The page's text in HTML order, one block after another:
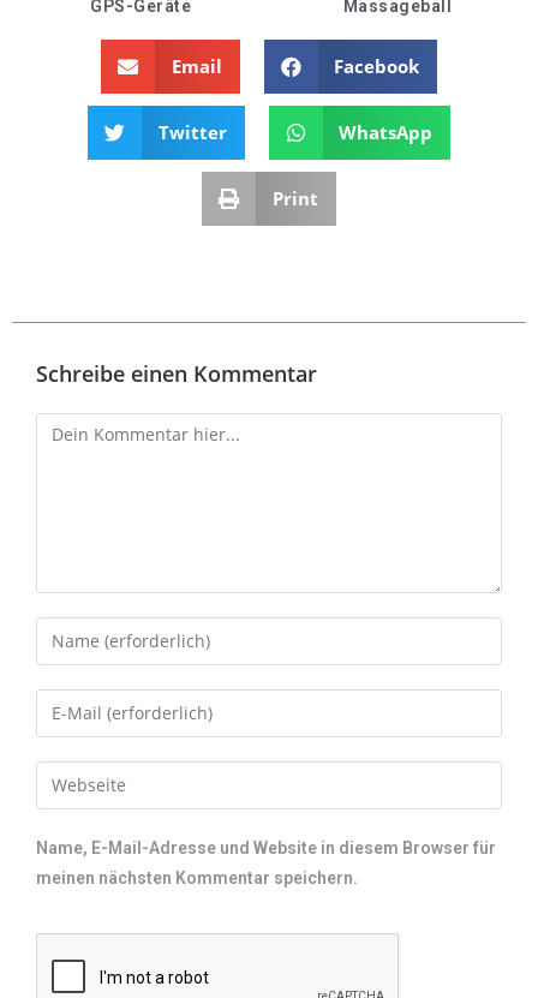
GPS-Geräte Massageball
Email Facebook
Twitter WhatsApp
Print
Schreibe einen Kommentar
Name, E-Mail-Adresse und Website in diesem Browser für
meinen nächsten Kommentar speichern.